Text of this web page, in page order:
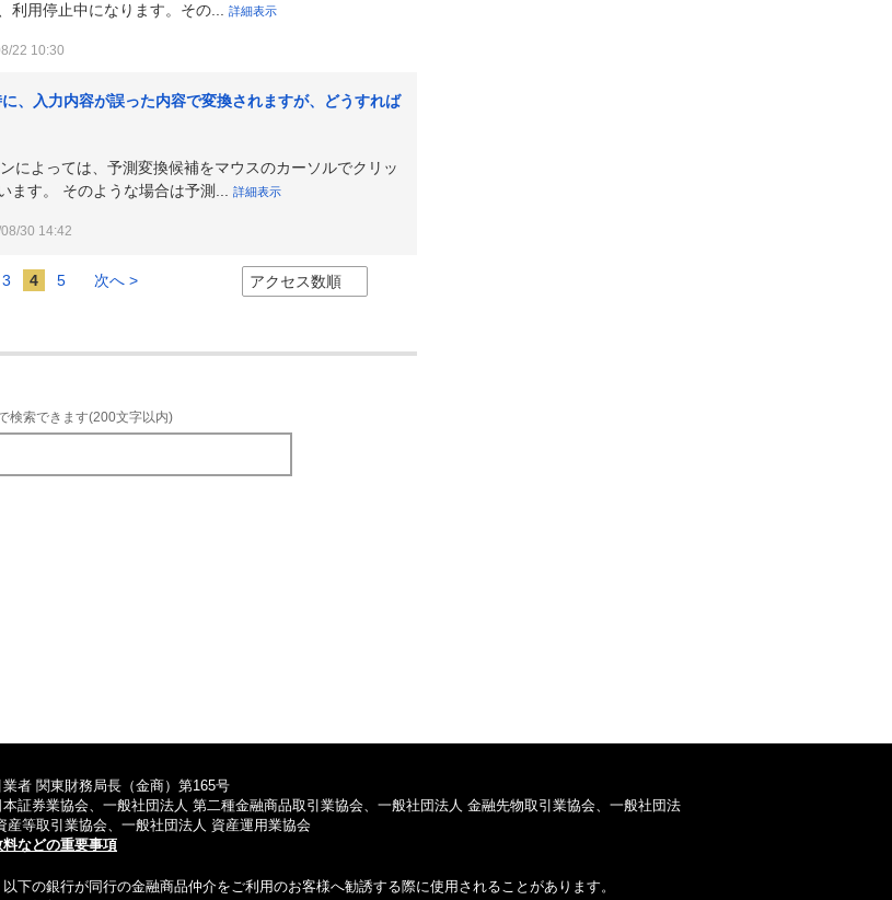
利用停止中になります。その...詳細表示
22 10:30
、入力内容が誤った内容で変換されますが、どうすれば
によっては、予測変換候補をマウスのカーソルでクリッ
ます。 そのような場合は予測...詳細表示
30 14:42
3 4 5 次へ >
検索できます(200文字以内)
者 関東財務局長（金商）第165号
本証券業協会、一般社団法人 第二種金融商品取引業協会、一般社団法人 金融先物取引業協会、一般社団法
産等取引業協会、一般社団法人 資産運用業協会
料などの重要事項
下の銀行が同行の金融商品仲介をご利用のお客様へ勧誘する際に使用されることがあります。